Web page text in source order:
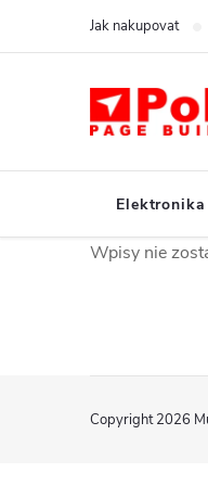
Jak nakupovat
Elektronika
Wpisy nie
Copyright 2026